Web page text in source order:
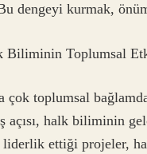
dengeyi kurmak,
Biliminin Toplumsal
çok toplumsal
açısı, halk biliminin
liderlik ettiği projeler,